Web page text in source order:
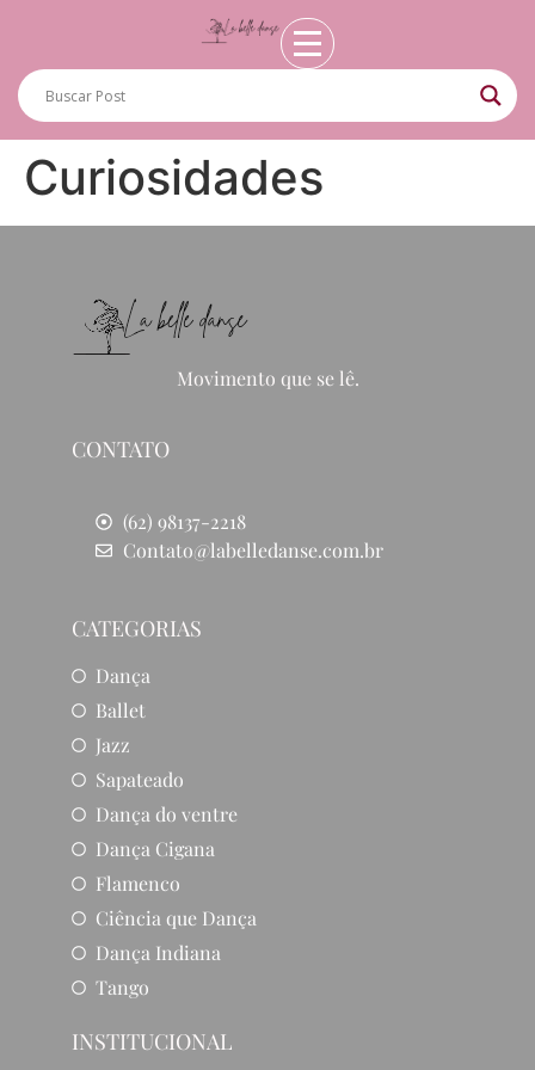
Curiosidades
Movimento que se lê.
CONTATO
(62) 98137-2218
Contato@labelledanse.com.br
CATEGORIAS
Dança
Ballet
Jazz
Sapateado
Dança do ventre
Dança Cigana
Flamenco
Ciência que Dança
Dança Indiana
Tango
INSTITUCIONAL